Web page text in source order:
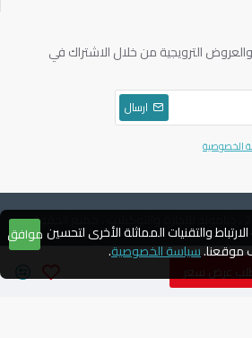
عرض سعر
والعروض الترويجية من خلال الاشتراك في
ارسال
الخصوصية
حقوق الطبع والنشر © 2004 ، دياموند للتجارة والتوكيلات ، جميع الحقوق
موافق والتقنيات المماثلة الأخرى لتحسين
موقعنا.سياسة الخصوصية.